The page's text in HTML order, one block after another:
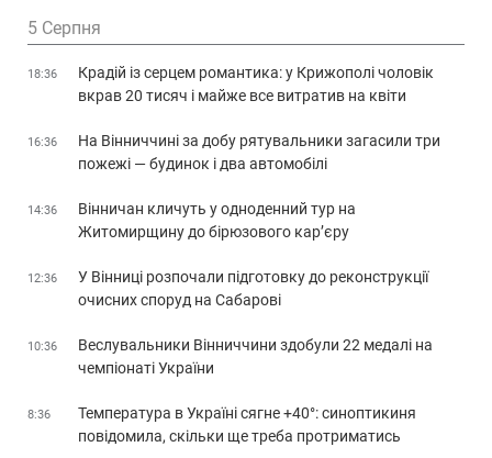
5 Серпня
18:36
Крадій із серцем романтика: у Крижополі чоловік
вкрав 20 тисяч і майже все витратив на квіти
16:36
На Вінниччині за добу рятувальники загасили три
пожежі — будинок і два автомобілі
14:36
Вінничан кличуть у одноденний тур на
Житомирщину до бірюзового кар’єру
12:36
У Вінниці розпочали підготовку до реконструкції
очисних споруд на Сабарові
10:36
Веслувальники Вінниччини здобули 22 медалі на
чемпіонаті України
8:36
Температура в Україні сягне +40°: синоптикиня
повідомила, скільки ще треба протриматись